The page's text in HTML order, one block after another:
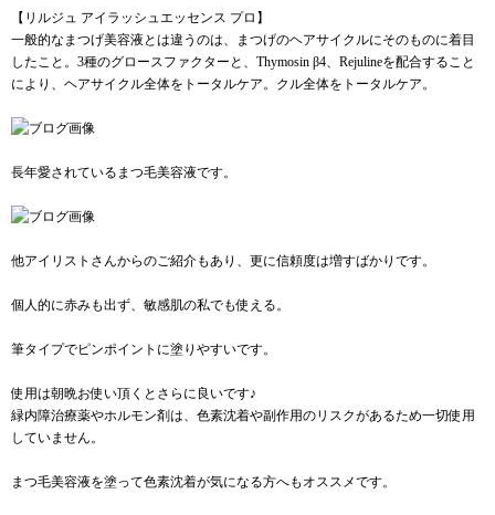
【リルジュ アイラッシュエッセンス プロ】
一般的なまつげ美容液とは違うのは、まつげのヘアサイクルにそのものに着目
したこと。3種のグロースファクターと、Thymosin β4、Rejulineを配合すること
により、ヘアサイクル全体をトータルケア。クル全体をトータルケア。
長年愛されているまつ毛美容液です。
他アイリストさんからのご紹介もあり、更に信頼度は増すばかりです。
個人的に赤みも出ず、敏感肌の私でも使える。
筆タイプでピンポイントに塗りやすいです。
使用は朝晩お使い頂くとさらに良いです♪
緑内障治療薬やホルモン剤は、色素沈着や副作用のリスクがあるため一切使用
していません。
まつ毛美容液を塗って色素沈着が気になる方へもオススメです。